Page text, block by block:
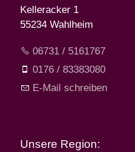
Kelleracker 1
55234 Wahlheim
06731 / 5161767
0176 / 83383080
E-Mail schreiben
Unsere Region: